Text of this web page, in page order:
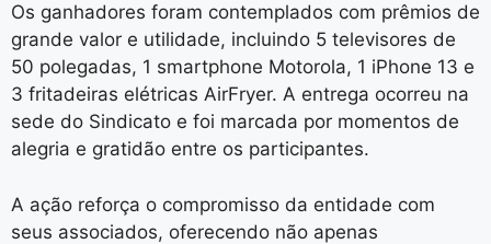
Os ganhadores foram contemplados com prêmios de
grande valor e utilidade, incluindo 5 televisores de
50 polegadas, 1 smartphone Motorola, 1 iPhone 13 e
3 fritadeiras elétricas AirFryer. A entrega ocorreu na
sede do Sindicato e foi marcada por momentos de
alegria e gratidão entre os participantes.
A ação reforça o compromisso da entidade com
seus associados, oferecendo não apenas